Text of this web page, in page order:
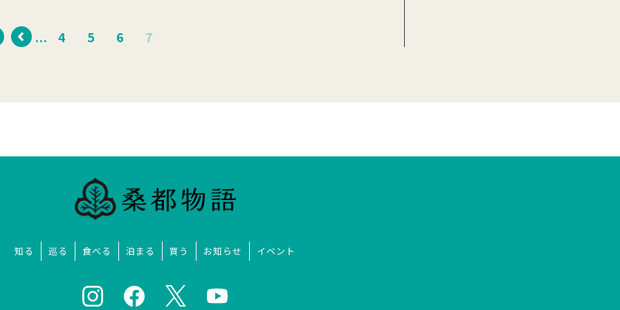
... 4 5 6 7
知る 巡る 食べる 泊まる 買う お知らせ イベント